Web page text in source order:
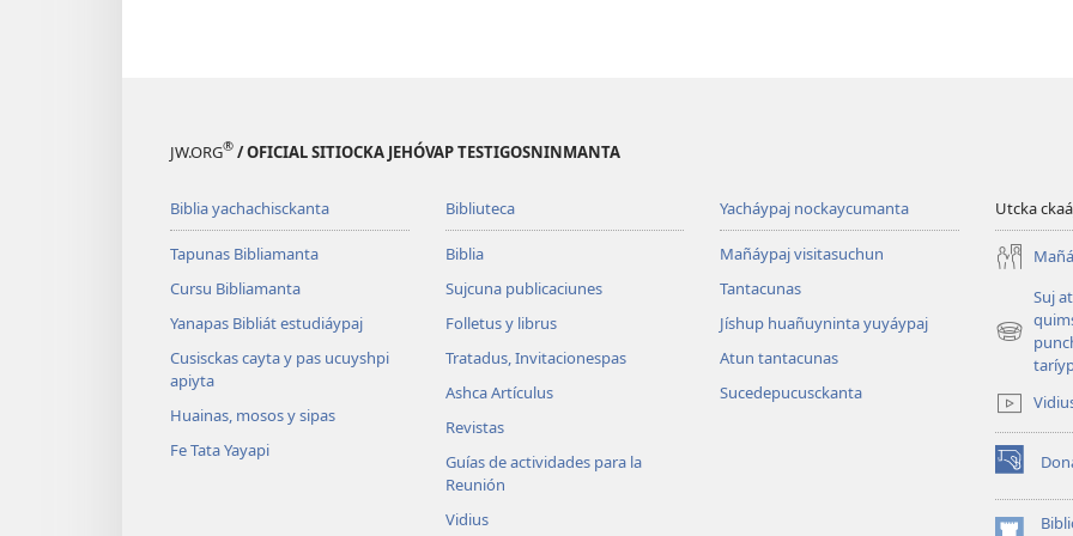
JW.ORG® / OFICIAL SITIOCKA JEHÓVAP TESTIGOSNINMANTA
Biblia yachachisckanta
Tapunas Bibliamanta
Cursu Bibliamanta
Yanapas Bibliát estudiáypaj
Cusisckas cayta y pas ucuyshpi
apiyta
Huainas, mosos y sipas
Fe Tata Yayapi
Bibliuteca
Biblia
Sujcuna publicaciunes
Folletus y librus
Tratadus, Invitacionespas
Ashca Artículus
Revistas
Guías de actividades para la
Reunión
Vidius
Yacháypaj nockaycumanta
Mañáypaj visitasuchun
Tantacunas
Jíshup huañuyninta yuyáypaj
Atun tantacunas
Sucedepucusckanta
Utcka
Suj
(abre
ventana)
(abre
una
nueva